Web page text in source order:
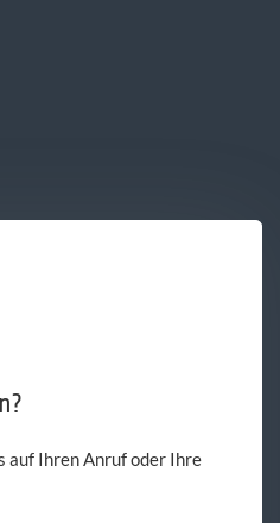
auf Ihren Anruf oder Ihre